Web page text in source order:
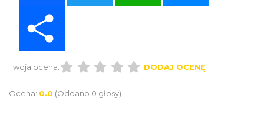
Twoja ocena: DODAJ OCENĘ
Ocena: 0.0 (Oddano 0 głosy)